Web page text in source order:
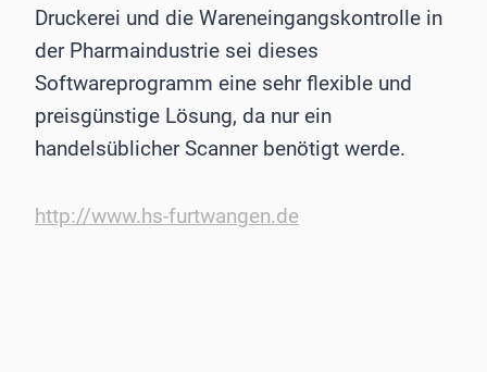
Druckerei und die Wareneingangskontrolle in
der Pharmaindustrie sei dieses
Softwareprogramm eine sehr flexible und
preisgünstige Lösung, da nur ein
handelsüblicher Scanner benötigt werde.
http://www.hs-furtwangen.de